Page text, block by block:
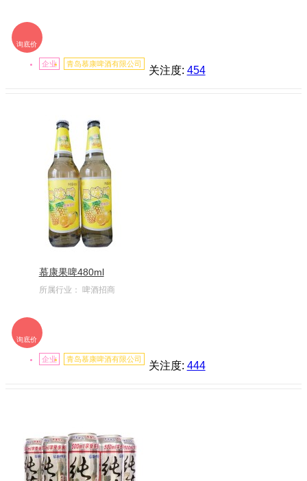
询底价
企业 青岛慕康啤酒有限公司
关注度: 454
慕康果啤480ml
所属行业： 啤酒招商
询底价
企业 青岛慕康啤酒有限公司
关注度: 444